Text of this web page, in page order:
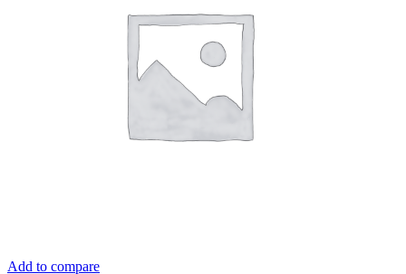
Add to compare